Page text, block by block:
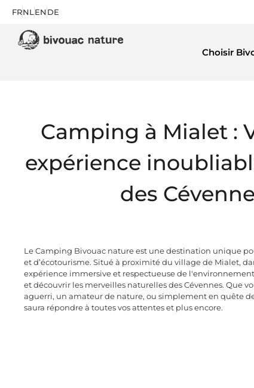
FRNLENDE
Choisir
Camping à Mialet :
expérience
des
Le Camping Bivouac nature est une destination unique
et d’écotourisme. Situé à proximité du village de Mialet,
expérience immersive et respectueuse de
et découvrir les merveilles naturelles des Cévennes. Que
aguerri, un amateur de nature, ou simplement en quête
saura répondre à toutes vos attentes et plus encore.